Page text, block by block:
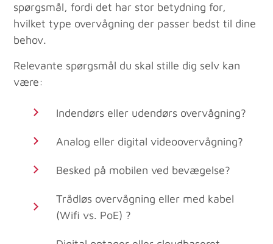
spørgsmål, fordi det har stor betydning for,
hvilket type overvågning der passer bedst til dine
behov.
Relevante spørgsmål du skal stille dig selv kan
være:
Indendørs eller udendørs overvågning?
Analog eller digital videoovervågning?
Besked på mobilen ved bevægelse?
Trådløs overvågning eller med kabel
(Wifi vs. PoE) ?